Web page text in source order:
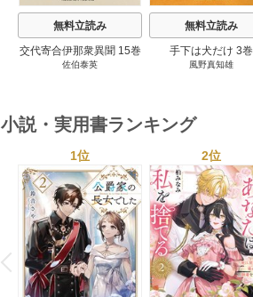
無料立読み
交代寄合伊那衆異聞 15巻
佐伯泰英
無料立読み
手下は犬だけ 3巻
風野真知雄
小説・実用書ランキング
P
r
e
v
i
o
u
s
1位 2位